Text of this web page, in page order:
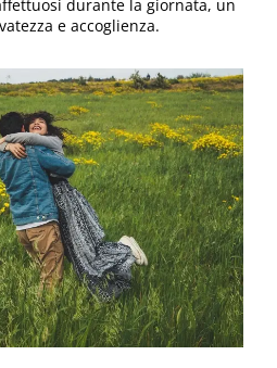
durante la giornata, un
e accoglienza.